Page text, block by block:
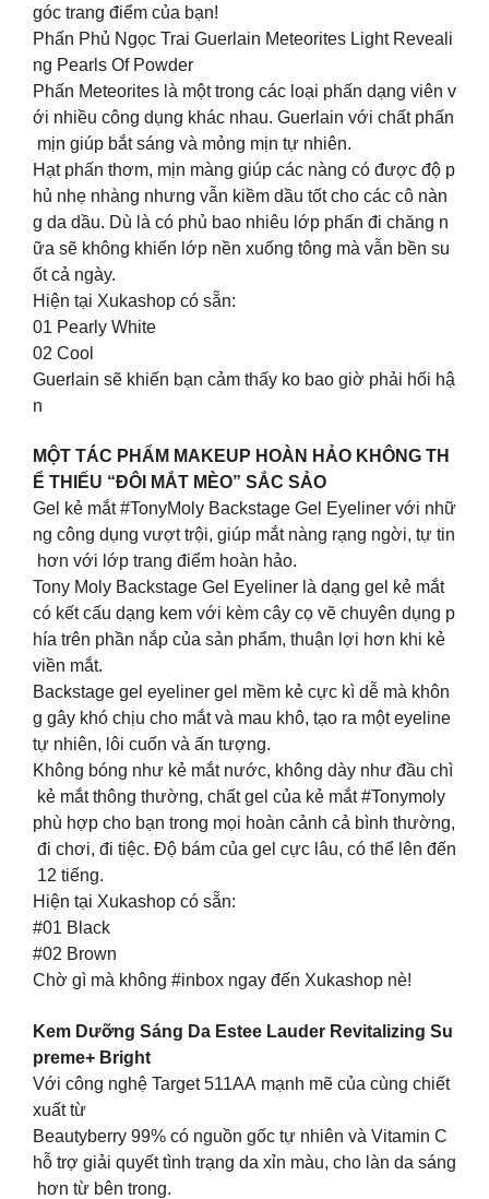
góc trang điểm của bạn!
Phấn Phủ Ngọc Trai Guerlain Meteorites Light Reveali
ng Pearls Of Powder
Phấn Meteorites là một trong các loại phấn dạng viên v
ới nhiều công dụng khác nhau. Guerlain với chất phấn
mịn giúp bắt sáng và mỏng mịn tự nhiên.
Hạt phấn thơm, mịn màng giúp các nàng có được độ p
hủ nhẹ nhàng nhưng vẫn kiềm dầu tốt cho các cô nàn
g da dầu. Dù là có phủ bao nhiêu lớp phấn đi chăng n
ữa sẽ không khiến lớp nền xuống tông mà vẫn bền su
ốt cả ngày.
Hiện tại Xukashop có sẵn:
01 Pearly White
02 Cool
Guerlain sẽ khiến bạn cảm thấy ko bao giờ phải hối hậ
n
MỘT TÁC PHẨM MAKEUP HOÀN HẢO KHÔNG TH
Ể THIẾU “ĐÔI MẮT MÈO” SẮC SẢO
Gel kẻ mắt #TonyMoly Backstage Gel Eyeliner với nhữ
ng công dụng vượt trội, giúp mắt nàng rạng ngời, tự tin
hơn với lớp trang điểm hoàn hảo.
Tony Moly Backstage Gel Eyeliner là dạng gel kẻ mắt
có kết cấu dạng kem với kèm cây cọ vẽ chuyên dụng p
hía trên phần nắp của sản phẩm, thuận lợi hơn khi kẻ
viền mắt.
Backstage gel eyeliner gel mềm kẻ cực kì dễ mà khôn
g gây khó chịu cho mắt và mau khô, tạo ra một eyeline
tự nhiên, lôi cuốn và ấn tượng.
Không bóng như kẻ mắt nước, không dày như đầu chì
kẻ mắt thông thường, chất gel của kẻ mắt #Tonymoly
phù hợp cho bạn trong mọi hoàn cảnh cả bình thường,
đi chơi, đi tiệc. Độ bám của gel cực lâu, có thể lên đến
12 tiếng.
Hiện tại Xukashop có sẵn:
#01 Black
#02 Brown
Chờ gì mà không #inbox ngay đến Xukashop nè!
Kem Dưỡng Sáng Da Estee Lauder Revitalizing Su
preme+ Bright
Với công nghệ Target 511AA mạnh mẽ của cùng chiết
xuất từ ​​
Beautyberry 99% có nguồn gốc tự nhiên và Vitamin C
hỗ trợ giải quyết tình trạng da xỉn màu, cho làn da sáng
hơn từ bên trong.